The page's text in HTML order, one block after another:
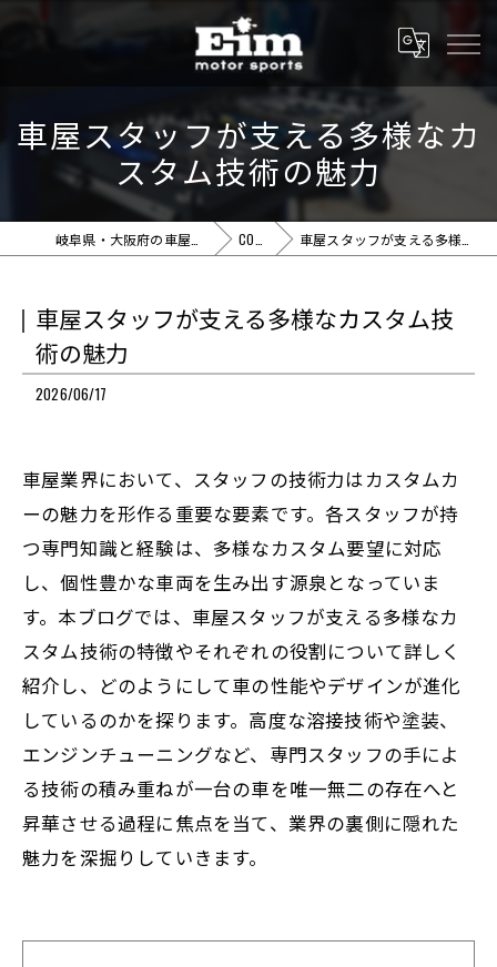
車屋スタッフが支える多様なカ
スタム技術の魅力
COLUMN 車屋スタッフが支える多様なカスタム技術の魅力
車屋スタッフが支える多様なカスタム技
術の魅力
2026/06/17
車屋業界において、スタッフの技術力はカスタムカ
ーの魅力を形作る重要な要素です。各スタッフが持
つ専門知識と経験は、多様なカスタム要望に対応
し、個性豊かな車両を生み出す源泉となっていま
す。本ブログでは、車屋スタッフが支える多様なカ
スタム技術の特徴やそれぞれの役割について詳しく
紹介し、どのようにして車の性能やデザインが進化
しているのかを探ります。高度な溶接技術や塗装、
エンジンチューニングなど、専門スタッフの手によ
る技術の積み重ねが一台の車を唯一無二の存在へと
昇華させる過程に焦点を当て、業界の裏側に隠れた
魅力を深掘りしていきます。